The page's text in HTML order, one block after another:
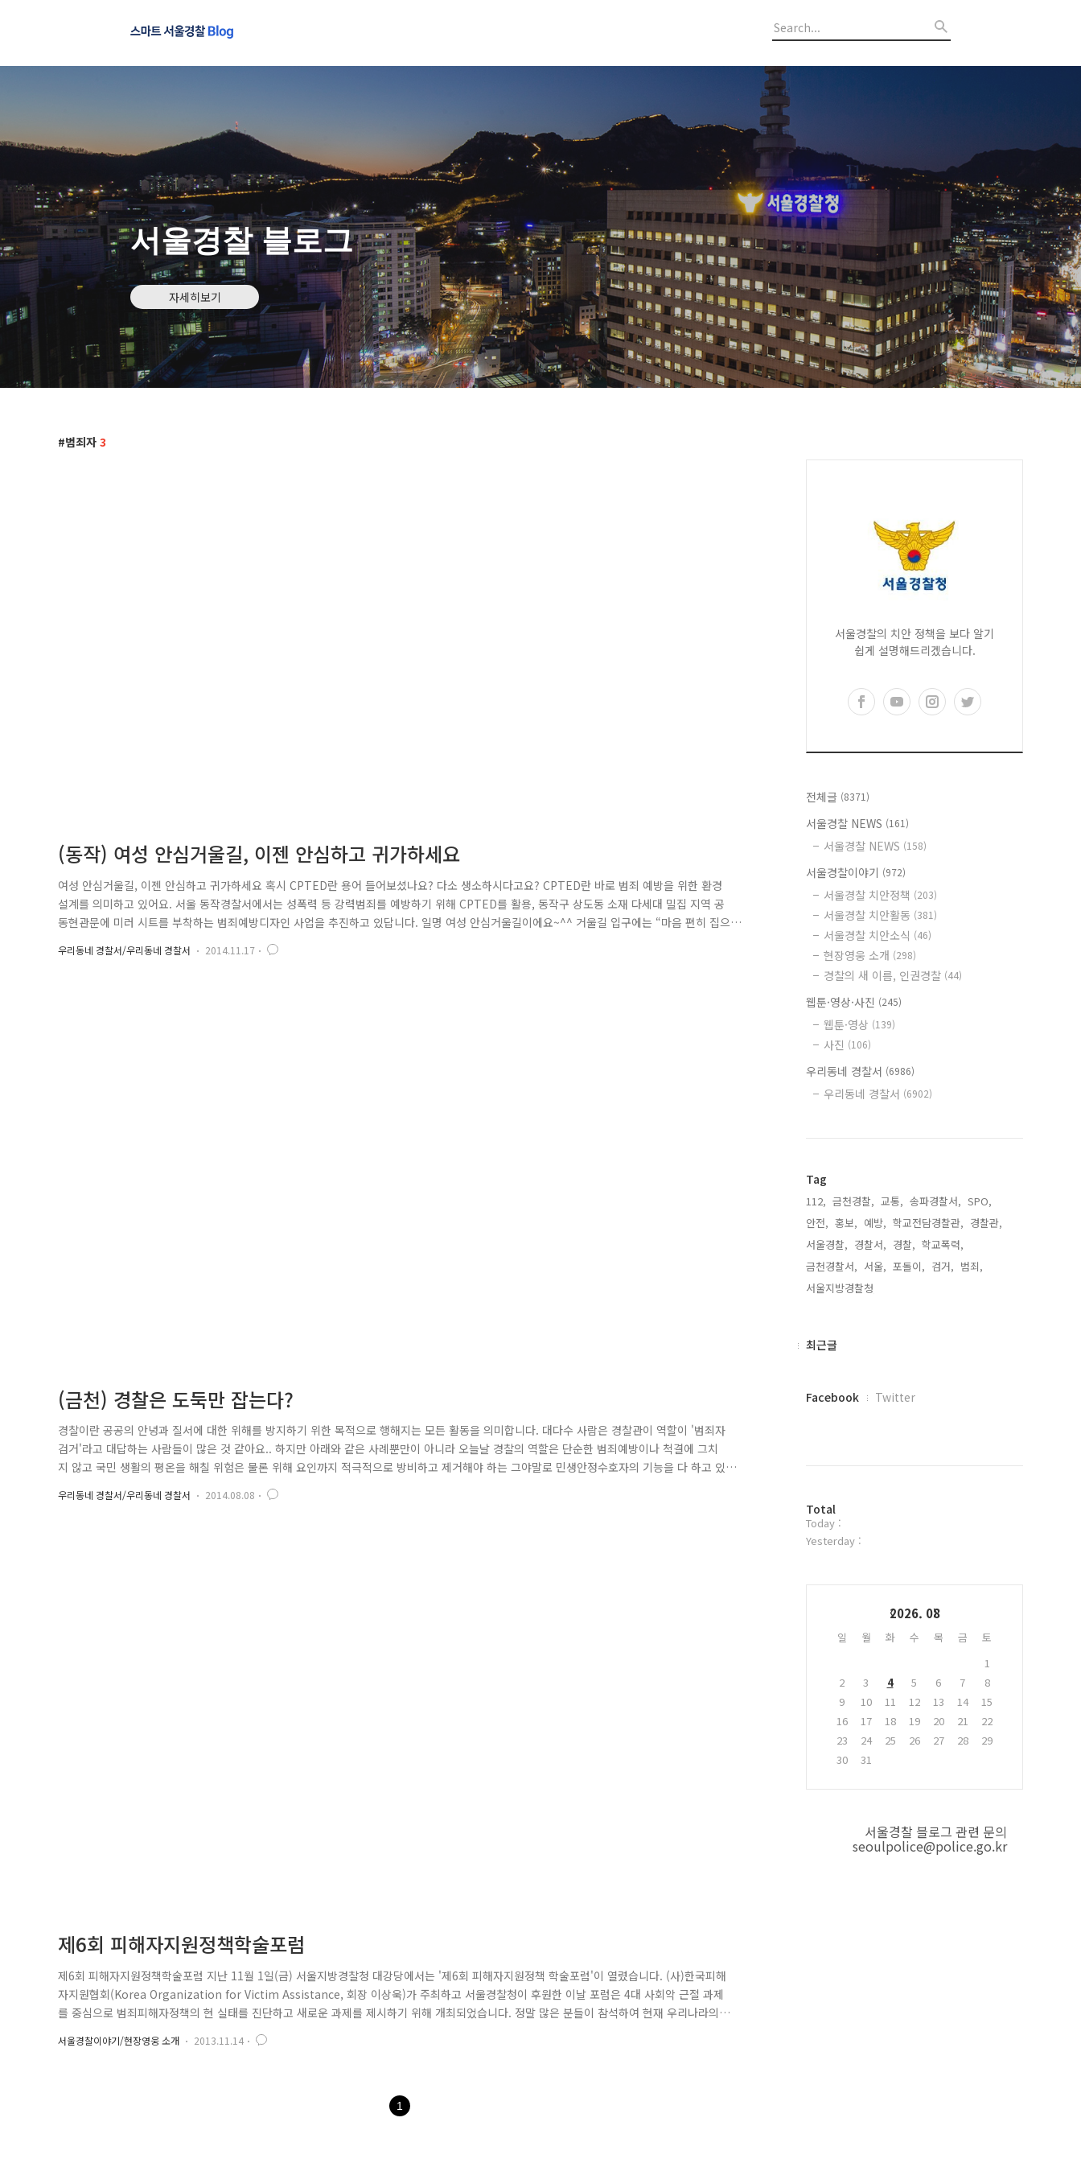
서울경찰 블로그
자세히보기
범죄자 3
(동작) 여성 안심거울길, 이젠 안심하고 귀가하세요
여성 안심거울길, 이젠 안심하고 귀가하세요 혹시 CPTED란 용어 들어보셨나요? 다소 생소하시다고요? CPTED란 바로 범죄 예방을 위한 환경
설계를 의미하고 있어요. 서울 동작경찰서에서는 성폭력 등 강력범죄를 예방하기 위해 CPTED를 활용, 동작구 상도동 소재 다세대 밀집 지역 공
동현관문에 미러 시트를 부착하는 범죄예방디자인 사업을 추진하고 있답니다. 일명 여성 안심거울길이에요~^^ 거울길 입구에는 “마음 편히 집으
로 가는 길” 벽화디자인과 노면 표지가 되어 있어요. 이것이 바로 미러 시트입니다. 다세대주택의 공동 현관문 여성의 눈높이에 부착된 미러 시
트는 출입 시 뒤에 있는 범죄자의 얼굴을 노출해 범죄자에게는 범죄 욕구를 감소시키고, 거주자에게는 심리적인 안정감을 주며, 심야에 혼자 귀
우리동네 경찰서/우리동네 경찰서 2014.11.17
(금천) 경찰은 도둑만 잡는다?
경찰이란 공공의 안녕과 질서에 대한 위해를 방지하기 위한 목적으로 행해지는 모든 활동을 의미합니다. 대다수 사람은 경찰관이 역할이 '범죄자
검거'라고 대답하는 사람들이 많은 것 같아요.. 하지만 아래와 같은 사례뿐만이 아니라 오늘날 경찰의 역할은 단순한 범죄예방이나 척결에 그치
지 않고 국민 생활의 평온을 해칠 위험은 물론 위해 요인까지 적극적으로 방비하고 제거해야 하는 그야말로 민생안정수호자의 기능을 다 하고 있
답니다. 2014년 8월 3일 태풍의 영향으로 비가 많이 오는 날씨에 서울 가산디지털단지역 앞 도로에서 물이 솟아난다는 112신고를 받고 금천 가
산파출소 경찰관이 현장에 출동하니, 도로의 4개소가 파손되어 있고, 물이 솟구치는 상황이었습니다. 상수도관의 문제로 판단하고, 남부수도사업
우리동네 경찰서/우리동네 경찰서 2014.08.08
제6회 피해자지원정책학술포럼
제6회 피해자지원정책학술포럼 지난 11월 1일(금) 서울지방경찰청 대강당에서는 '제6회 피해자지원정책 학술포럼'이 열렸습니다. (사)한국피해
자지원협회(Korea Organization for Victim Assistance, 회장 이상욱)가 주최하고 서울경찰청이 후원한 이날 포럼은 4대 사회악 근절 과제
를 중심으로 범죄피해자정책의 현 실태를 진단하고 새로운 과제를 제시하기 위해 개최되었습니다. 정말 많은 분들이 참석하여 현재 우리나라의
범죄피해자 지원 실태에 대한 뜨거운 관심을 입증했습니다. 국기에 대한 경례를 시작으로 이상욱 한국피해자지원협회장의 환영사와 김정석 서울
지방경찰청장의 축사가 이어지며 포럼이 본격적으로 개막되었습니다. 먼저, 제1세션에서는 연구원 및 교수님들의 주제 발표가 진행되었습니다.
서울경찰이야기/현장영웅 소개 2013.11.14
1
서울경찰의 치안 정책을 보다 알기
쉽게 설명해드리겠습니다.
전체글 (8371)
서울경찰 NEWS (161)
서울경찰 NEWS (158)
서울경찰이야기 (972)
서울경찰 치안정책 (203)
서울경찰 치안활동 (381)
서울경찰 치안소식 (46)
현장영웅 소개 (298)
경찰의 새 이름, 인권경찰 (44)
웹툰·영상·사진 (245)
웹툰·영상 (139)
사진 (106)
우리동네 경찰서 (6986)
우리동네 경찰서 (6902)
Tag
112, 금천경찰, 교통, 송파경찰서, SPO,
안전, 홍보, 예방, 학교전담경찰관, 경찰관,
서울경찰, 경찰서, 경찰, 학교폭력,
금천경찰서, 서울, 포돌이, 검거, 범죄,
서울지방경찰청,
최
최근글
페
플
러
그
Facebook Twitter
방
문
자
Total
Today :
Yesterday :
2026. 08
일 월 화 수 목 금
토
1
2
3 4 5 6 7
8
9
10 11 12 13 14
15
16
17 18 19 20 21
22
23
24 25 26 27 28
29
30
31
서울경찰 블로그 관련 문의
seoulpolice@police.go.kr